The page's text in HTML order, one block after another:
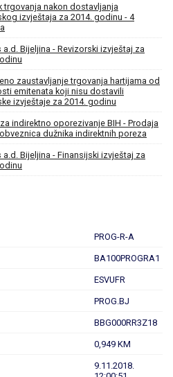
trgovanja nakon dostavljanja
izvještaja za 2014. godinu - 4
a.d. Bijeljina - Revizorski izvještaj za
zaustavljanje trgovanja hartijama od
emitenata koji nisu dostavili
izvještaje za 2014. godinu
indirektno oporezivanje BIH - Prodaja
dužnika indirektnih poreza
a.d. Bijeljina - Finansijski izvještaj za
PROG-R-A
BA100PROGRA1
ESVUFR
PROG.BJ
BBG000RR3Z18
0,949 KM
9.11.2018.